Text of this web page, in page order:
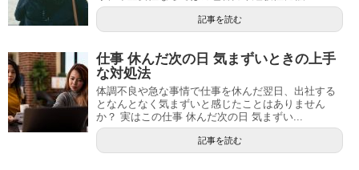
記事を読む
仕事 休んだ次の日 気まずいときの上手
な対処法
体調不良や急な事情で仕事を休んだ翌日、出社する
となんとなく気まずいと感じたことはありません
か？ 実はこの仕事 休んだ次の日 気まずい...
記事を読む